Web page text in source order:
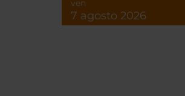
ven
7 agosto 2026